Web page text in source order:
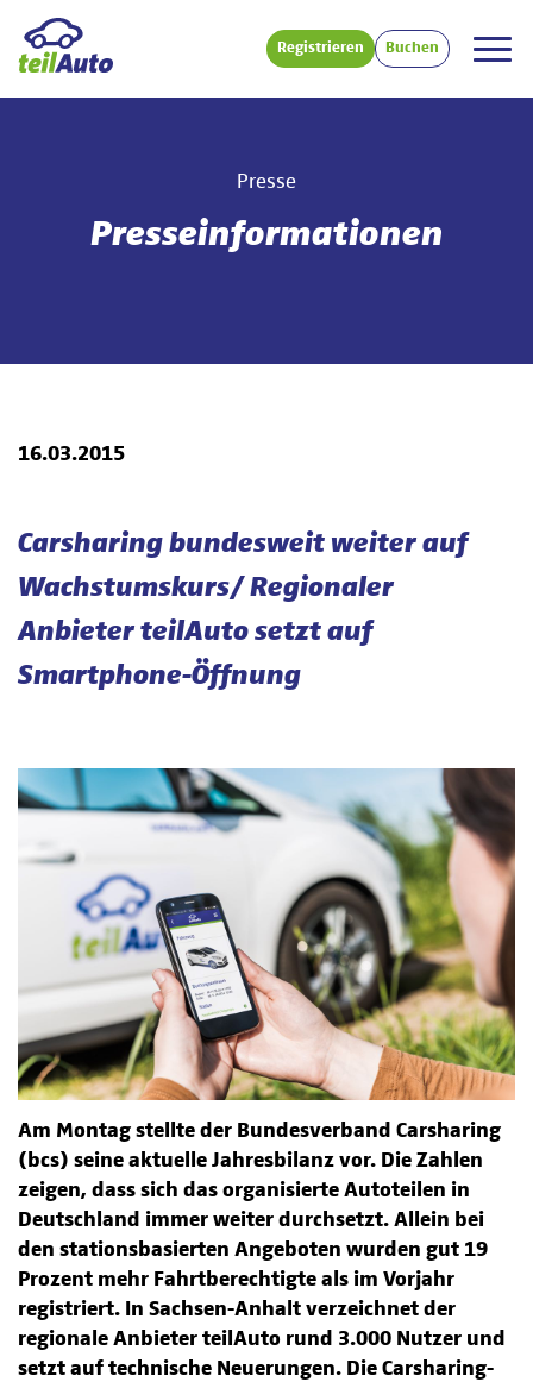
Registrieren Buchen
Presse
Presseinformationen
16.03.2015
Carsharing bundesweit weiter auf
Wachstumskurs/ Regionaler
Anbieter teilAuto setzt auf
Smartphone-Öffnung
Am Montag stellte der Bundesverband Carsharing
(bcs) seine aktuelle Jahresbilanz vor. Die Zahlen
zeigen, dass sich das organisierte Autoteilen in
Deutschland immer weiter durchsetzt. Allein bei
den stationsbasierten Angeboten wurden gut 19
Prozent mehr Fahrtberechtigte als im Vorjahr
registriert. In Sachsen-Anhalt verzeichnet der
regionale Anbieter teilAuto rund 3.000 Nutzer und
setzt auf technische Neuerungen. Die Carsharing-